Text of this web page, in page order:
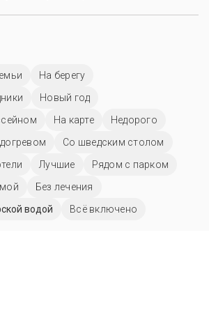
На берегу
Новый год
На карте
Недорого
Со шведским столом
Лучшие
Рядом с парком
Без лечения
водой
Всё включено